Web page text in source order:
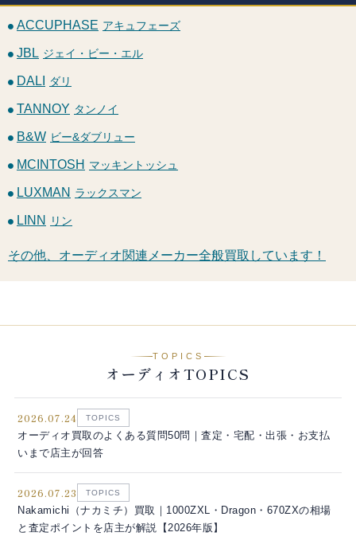
ACCUPHASE アキュフェーズ
JBL ジェイ・ビー・エル
DALI ダリ
TANNOY タンノイ
B&W ビー&ダブリュー
MCINTOSH マッキントッシュ
LUXMAN ラックスマン
LINN リン
その他、オーディオ関連メーカー全般買取しています！
TOPICS
オーディオTOPICS
2026.07.24 TOPICS
オーディオ買取のよくある質問50問｜査定・宅配・出張・お支払
いまで店主が回答
2026.07.23 TOPICS
Nakamichi（ナカミチ）買取｜1000ZXL・Dragon・670ZXの相場
と査定ポイントを店主が解説【2026年版】